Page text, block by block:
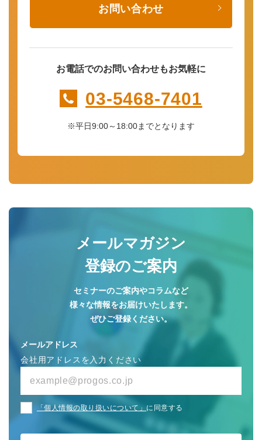
お問い合わせ
お電話でのお問い合わせもお気軽に
03-5468-7401
※平日9:00～18:00までとなります
メールマガジン
登録のご案内
セミナーのご案内やコラムなど
様々な情報をお届けいたします。
ぜひご登録ください。
メールアドレス
会社用アドレスを入力ください
「個人情報の取り扱いについて」 に同意する